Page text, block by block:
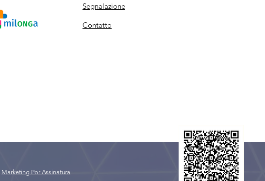
Segnalazione
Contatto
Marketing Por Assinatura